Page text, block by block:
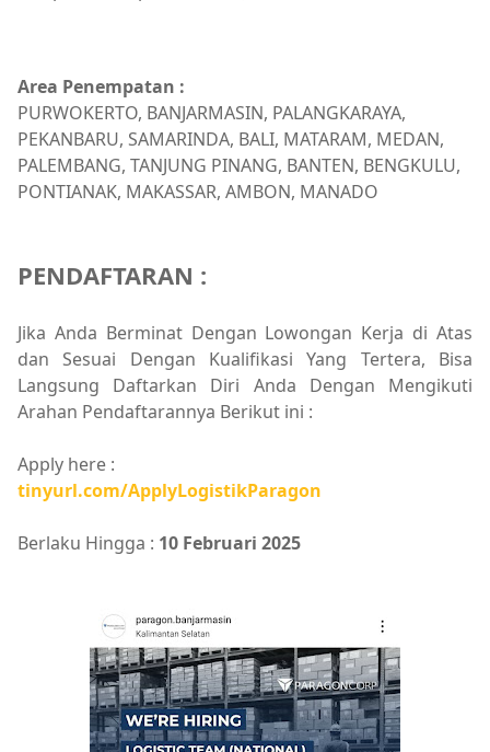
Area Penempatan :
PURWOKERTO, BANJARMASIN, PALANGKARAYA,
PEKANBARU, SAMARINDA, BALI, MATARAM, MEDAN,
PALEMBANG, TANJUNG PINANG, BANTEN, BENGKULU,
PONTIANAK, MAKASSAR, AMBON, MANADO
PENDAFTARAN :
Jika Anda Berminat Dengan Lowongan Kerja di Atas
dan Sesuai Dengan Kualifikasi Yang Tertera, Bisa
Langsung Daftarkan Diri Anda Dengan Mengikuti
Arahan Pendaftarannya Berikut ini :
Apply here :
tinyurl.com/ApplyLogistikParagon
Berlaku Hingga : 10 Februari 2025